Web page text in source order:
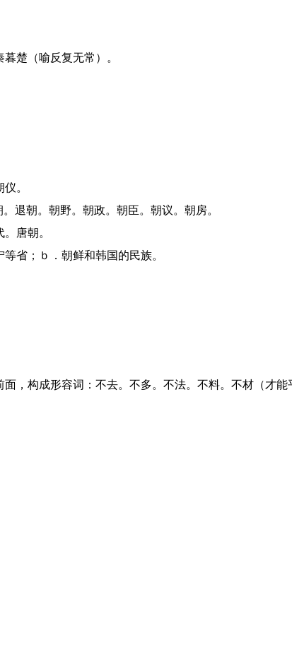
暮楚（喻反复无常）。
。
。退朝。朝野。朝政。朝臣。朝议。朝房。
唐朝。
等省；ｂ．朝鲜和韩国的民族。